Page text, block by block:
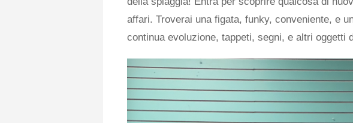
affari. Troverai una figata, funky, conveniente, e
continua evoluzione, tappeti, segni, e altri oggetti